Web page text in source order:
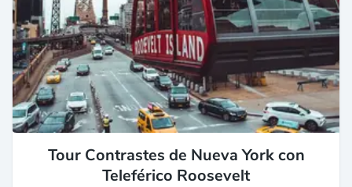
Tour Contrastes de Nueva York con
Teleférico Roosevelt